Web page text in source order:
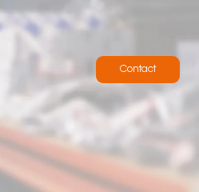
Contact